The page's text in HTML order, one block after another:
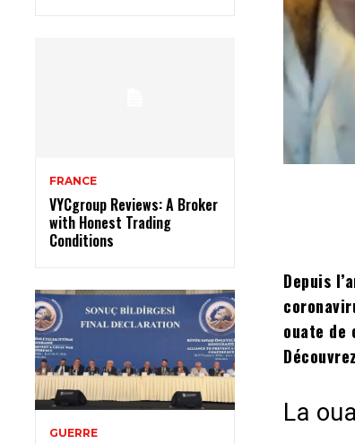
FRANCE
VYCgroup Reviews: A Broker
with Honest Trading
Conditions
GUERRE
Depuis
ouate de
La